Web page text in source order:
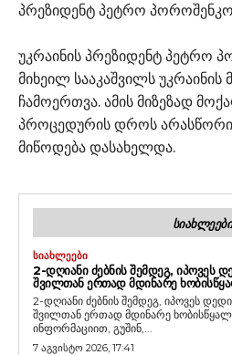
პრეზიდენტ პეტრო
უკრაინის პრეზიდენტ პეტრო
მიხეილ სააკაშვილს
ჩამოერთვა. ამის მიზეზად
პროცედურის დროს
მიწოდება დასახელდა.
ᲡᲘᲐᲮᲚᲔᲔᲑᲘ
ᲡᲘᲐᲮᲚᲔᲔᲑᲘ
2-ᲓᲦᲘᲐᲜᲘ ᲫᲔᲑᲜᲘᲡ ᲨᲔᲛᲓᲔᲒ, ᲘᲞᲝᲕᲔᲡ
ᲨᲕᲘᲚᲗᲐᲜ ᲔᲠᲗᲐᲓ ᲛᲓᲘᲜᲐᲠᲔ
2-დღიანი ძებნის შემდეგ, იპოვეს
შვილთან ერთად მდინარე
ინფორმაციით, გუშინ,...
7 აგვისტო 2026, 17:41